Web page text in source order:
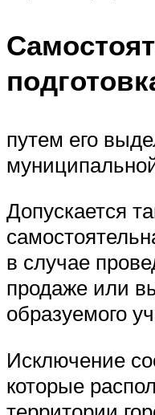
путем его
Допускается
в случае
продаже или
образуемого
Исключение
которые